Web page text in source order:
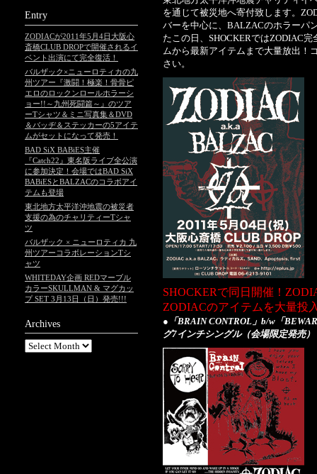
を通じて被災地へ寄付致します。
バーを中心に、BALZACのホラーパ
たこの日、SHOCKERではZODIAC
ムから最新アイテムまで大量放出！
さい。
SHOCKERで同日開催！
ZODIACのアイテムを大量投
●「BRAIN CONTROL」b/w「
グ7インチシングル（会場限定発売）
Entry
ZODIACが2011年5月4日大阪心
斎橋CLUB DROPで開催されるイ
ベント出演にて完全復活！
バルザック×ニューロティカの九
州ツアー『激闘！極楽！骨骨ピ
エロのロックンロールホラーシ
ョー!!～九州死闘篇～』のツア
ーTシャツ＆ミニ写真集＆DVD
＆バッヂ＆ステッカーの5アイテ
ムがセットになって発売！
BAD SiX BABiES主催
『Catch22』東名阪ライブ全公演
に参加決定！会場ではBAD SiX
BABiESとBALZACのコラボアイ
テムも登場
東北地方太平洋沖地震の被災者
支援の為のチャリティーTシャ
ツ
バルザック × ニューロティカ 九
州ツアーコラボレーションTシ
ャツ
WHITEDAY企画 REDマーブル
カラーSKULLMAN & マグカッ
プ SET 3月13日（日）発売!!!
Archives